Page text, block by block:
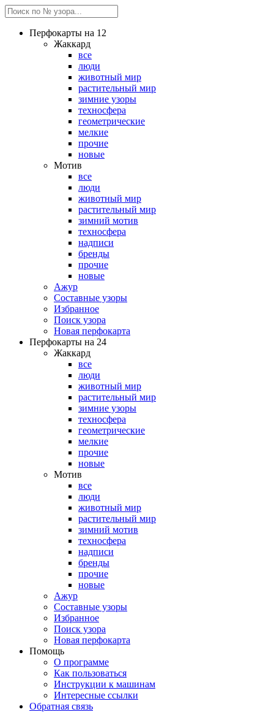
Перфокарты на 12
Жаккард
все
люди
животный мир
растительный мир
зимние узоры
техносфера
геометрические
мелкие
прочие
новые
Мотив
все
люди
животный мир
растительный мир
зимний мотив
техносфера
надписи
бренды
прочие
новые
Ажур
Составные узоры
Избранное
Поиск узора
Новая перфокарта
Перфокарты на 24
Жаккард
все
люди
животный мир
растительный мир
зимние узоры
техносфера
геометрические
мелкие
прочие
новые
Мотив
все
люди
животный мир
растительный мир
зимний мотив
техносфера
надписи
бренды
прочие
новые
Ажур
Составные узоры
Избранное
Поиск узора
Новая перфокарта
Помощь
О программе
Как пользоваться
Инструкции к машинам
Интересные ссылки
Обратная связь